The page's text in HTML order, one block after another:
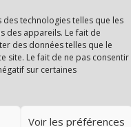
technologies telles que les
des appareils. Le fait de
des données telles que le
site. Le fait de ne pas consentir
sur certaines
Voir les préférences